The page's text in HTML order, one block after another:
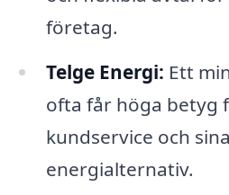
företag.
Telge Energi: Ett
ofta får höga betyg
kundservice och
energialternativ.